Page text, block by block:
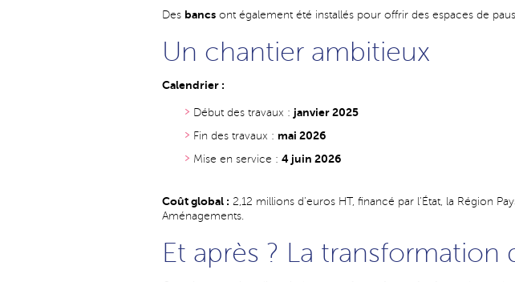
Des bancs ont également été installés pour offrir des espaces de
Un chantier ambitieux
Calendrier :
Début des travaux : janvier 2025
Fin des travaux : mai 2026
Mise en service :4 juin 2026
Coût global : 2,12 millions d’euros HT, financé par l’État, la Région
Aménagements.
Et après ? La